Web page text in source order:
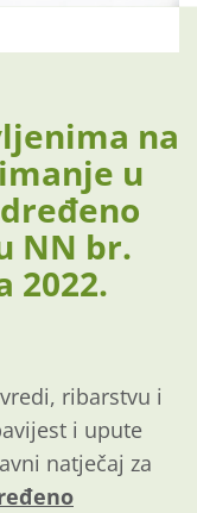
na
u
NN br.
2022.
ribarstvu i
i upute
natječaj za